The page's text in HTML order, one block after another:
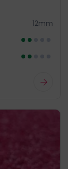
12mm